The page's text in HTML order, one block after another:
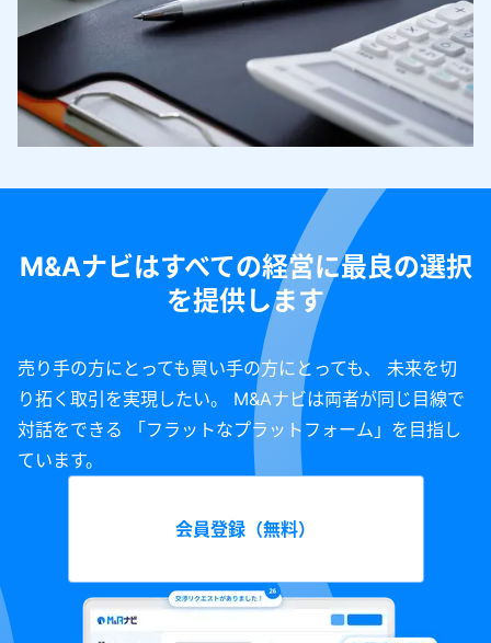
M&Aナビはすべての経営に最良の選択
を提供します
売り手の方にとっても買い手の方にとっても、 未来を切
り拓く取引を実現したい。 M&Aナビは両者が同じ目線で
対話をできる 「フラットなプラットフォーム」を目指し
ています。
会員登録（無料）